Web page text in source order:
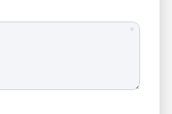
*